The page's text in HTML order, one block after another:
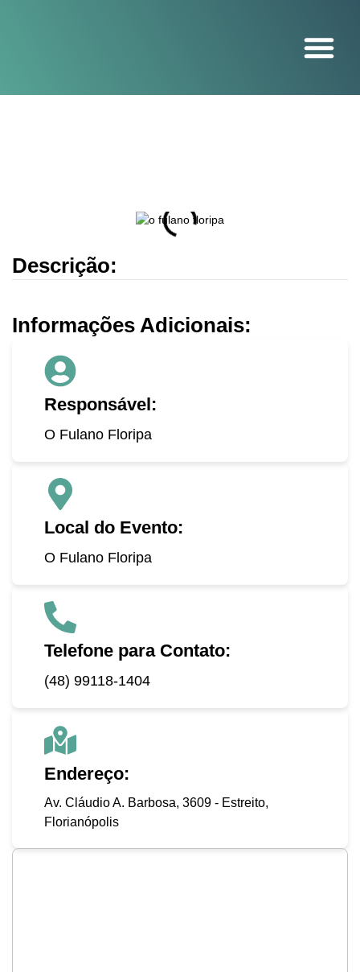
Descrição:
Informações Adicionais:
Responsável:
O Fulano Floripa
Local do Evento:
O Fulano Floripa
Telefone para Contato:
(48) 99118-1404
Endereço:
Av. Cláudio A. Barbosa, 3609 - Estreito,
Florianópolis